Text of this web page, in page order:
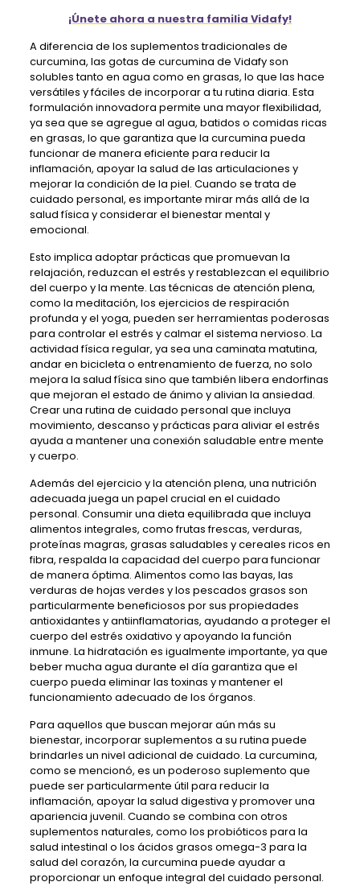
¡Únete ahora a nuestra familia Vidafy!
A diferencia de los suplementos tradicionales de
curcumina, las gotas de curcumina de Vidafy son
solubles tanto en agua como en grasas, lo que las hace
versátiles y fáciles de incorporar a tu rutina diaria. Esta
formulación innovadora permite una mayor flexibilidad,
ya sea que se agregue al agua, batidos o comidas ricas
en grasas, lo que garantiza que la curcumina pueda
funcionar de manera eficiente para reducir la
inflamación, apoyar la salud de las articulaciones y
mejorar la condición de la piel. Cuando se trata de
cuidado personal, es importante mirar más allá de la
salud física y considerar el bienestar mental y
emocional.
Esto implica adoptar prácticas que promuevan la
relajación, reduzcan el estrés y restablezcan el equilibrio
del cuerpo y la mente. Las técnicas de atención plena,
como la meditación, los ejercicios de respiración
profunda y el yoga, pueden ser herramientas poderosas
para controlar el estrés y calmar el sistema nervioso. La
actividad física regular, ya sea una caminata matutina,
andar en bicicleta o entrenamiento de fuerza, no solo
mejora la salud física sino que también libera endorfinas
que mejoran el estado de ánimo y alivian la ansiedad.
Crear una rutina de cuidado personal que incluya
movimiento, descanso y prácticas para aliviar el estrés
ayuda a mantener una conexión saludable entre mente
y cuerpo.
Además del ejercicio y la atención plena, una nutrición
adecuada juega un papel crucial en el cuidado
personal. Consumir una dieta equilibrada que incluya
alimentos integrales, como frutas frescas, verduras,
proteínas magras, grasas saludables y cereales ricos en
fibra, respalda la capacidad del cuerpo para funcionar
de manera óptima. Alimentos como las bayas, las
verduras de hojas verdes y los pescados grasos son
particularmente beneficiosos por sus propiedades
antioxidantes y antiinflamatorias, ayudando a proteger el
cuerpo del estrés oxidativo y apoyando la función
inmune. La hidratación es igualmente importante, ya que
beber mucha agua durante el día garantiza que el
cuerpo pueda eliminar las toxinas y mantener el
funcionamiento adecuado de los órganos.
Para aquellos que buscan mejorar aún más su
bienestar, incorporar suplementos a su rutina puede
brindarles un nivel adicional de cuidado. La curcumina,
como se mencionó, es un poderoso suplemento que
puede ser particularmente útil para reducir la
inflamación, apoyar la salud digestiva y promover una
apariencia juvenil. Cuando se combina con otros
suplementos naturales, como los probióticos para la
salud intestinal o los ácidos grasos omega-3 para la
salud del corazón, la curcumina puede ayudar a
proporcionar un enfoque integral del cuidado personal.